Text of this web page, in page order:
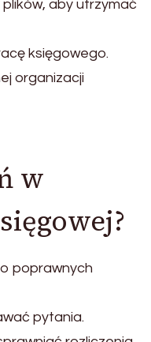
aby utrzymać
księgowego.
organizacji
w
poprawnych
pytania.